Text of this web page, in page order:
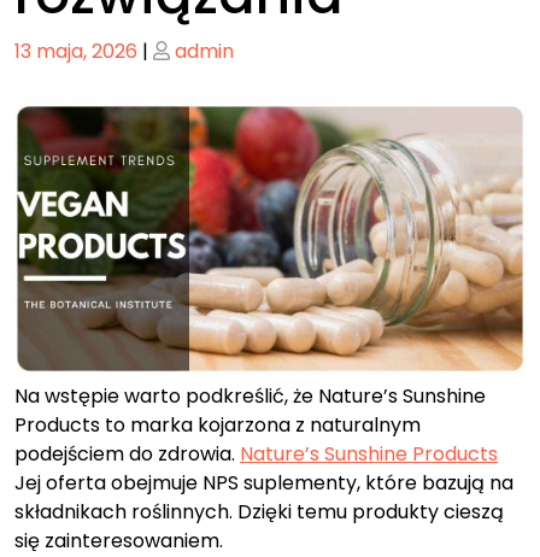
Posted
13 maja, 2026 | Posted
admin
Na wstępie warto podkreślić, że Nature’s Sunshine
Products to marka kojarzona z naturalnym
podejściem do zdrowia. Nature’s Sunshine Products
Jej oferta obejmuje NPS suplementy, które bazują na
składnikach roślinnych. Dzięki temu produkty cieszą
się zainteresowaniem.